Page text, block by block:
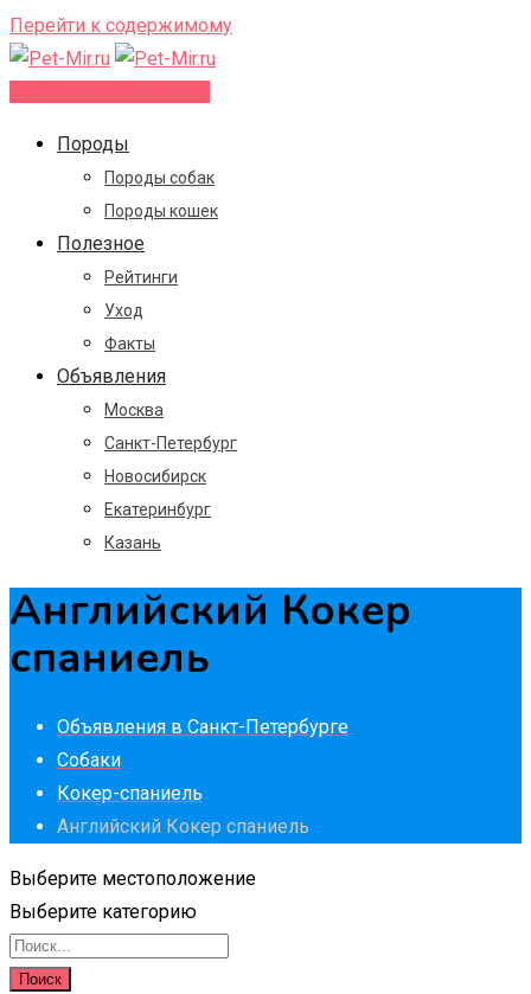
Перейти к содержимому
Породы
Породы собак
Породы кошек
Полезное
Рейтинги
Уход
Факты
Объявления
Москва
Санкт-Петербург
Новосибирск
Екатеринбург
Казань
Английский Кокер
спаниель
Объявления в Санкт-Петербурге
Собаки
Кокер-спаниель
Английский Кокер спаниель
Выберите местоположение
Выберите категорию
Поиск